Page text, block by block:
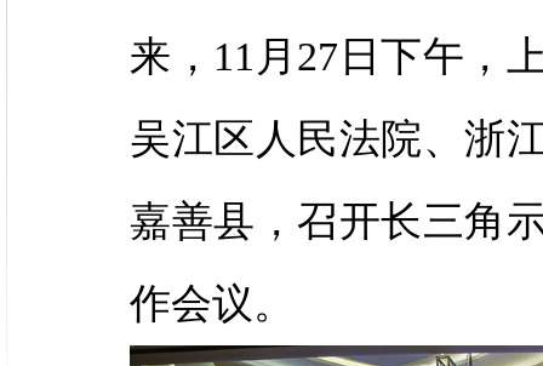
来，11月27日下午，
吴江区人民法院、浙
嘉善县，召开长三角
作会议。